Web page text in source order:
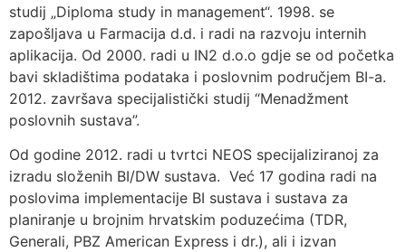
studij „Diploma study in management“. 1998. se
zapošljava u Farmacija d.d. i radi na razvoju internih
aplikacija. Od 2000. radi u IN2 d.o.o gdje se od početka
bavi skladištima podataka i poslovnim područjem BI-a.
2012. završava specijalistički studij “Menadžment
poslovnih sustava”.
Od godine 2012. radi u tvrtci NEOS specijaliziranoj za
izradu složenih BI/DW sustava. Već 17 godina radi na
poslovima implementacije BI sustava i sustava za
planiranje u brojnim hrvatskim poduzećima (TDR,
Generali, PBZ American Express i dr.), ali i izvan